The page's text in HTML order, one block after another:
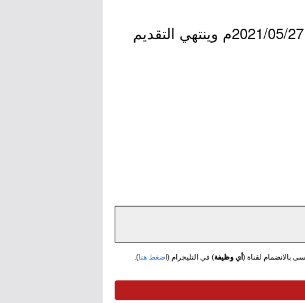
- التقديم مُتاح الآن بدأ اليوم الخميس بتاريخ 1442/10/15هـ الموافق 2021/05/27م وينتهي التقديم
بالانضمام لقناة ( أي وظيفة) في التليجرام (اضغط هنا).